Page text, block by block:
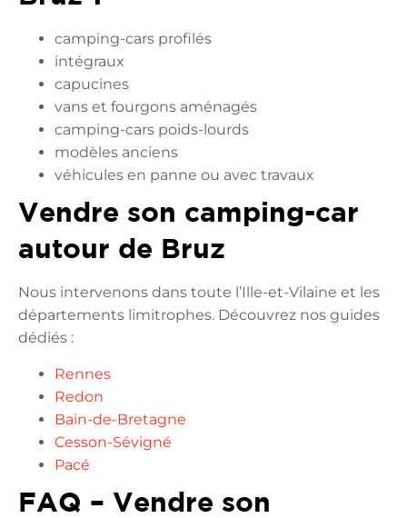
camping-cars profilés
intégraux
capucines
vans et fourgons aménagés
camping-cars poids-lourds
modèles anciens
véhicules en panne ou avec travaux
Vendre son camping-car
autour de Bruz
Nous intervenons dans toute l’Ille-et-Vilaine et les
départements limitrophes. Découvrez nos guides
dédiés :
Rennes
Redon
Bain-de-Bretagne
Cesson-Sévigné
Pacé
FAQ – Vendre son